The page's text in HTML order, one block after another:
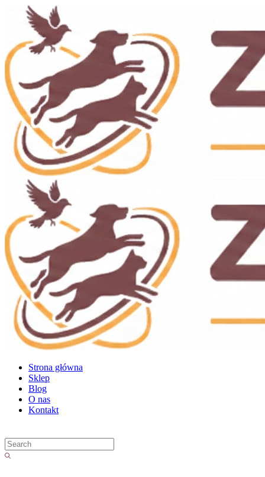
Strona główna
Sklep
Blog
O nas
Kontakt